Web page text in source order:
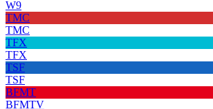
W9
TMC
TMC
TFX
TFX
TSF
TSF
BFMT
BFMTV